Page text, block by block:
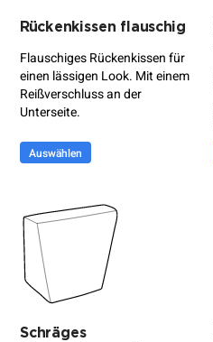
Rückenkissen flauschig
Flauschiges Rückenkissen für
einen lässigen Look. Mit einem
Reißverschluss an der
Unterseite.
Auswählen
Schräges